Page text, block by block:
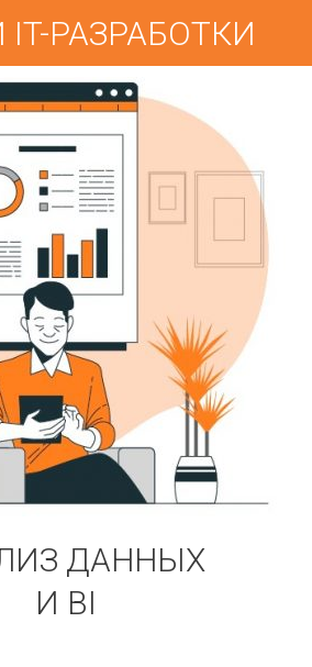
РАЗРАБОТКИ
ДАННЫХ
И BI